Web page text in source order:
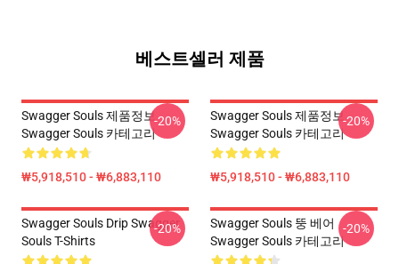
베스트셀러 제품
Swagger Souls 제품정보
Swagger Souls 카테고리
₩5,918,510 - ₩6,883,110
-20%
Swagger Souls 제품정보
Swagger Souls 카테고리
₩5,918,510 - ₩6,883,110
-20%
Swagger Souls Drip Swagger
Souls T-Shirts
-20%
Swagger Souls 뚱 베어
Swagger Souls 카테고리
-20%